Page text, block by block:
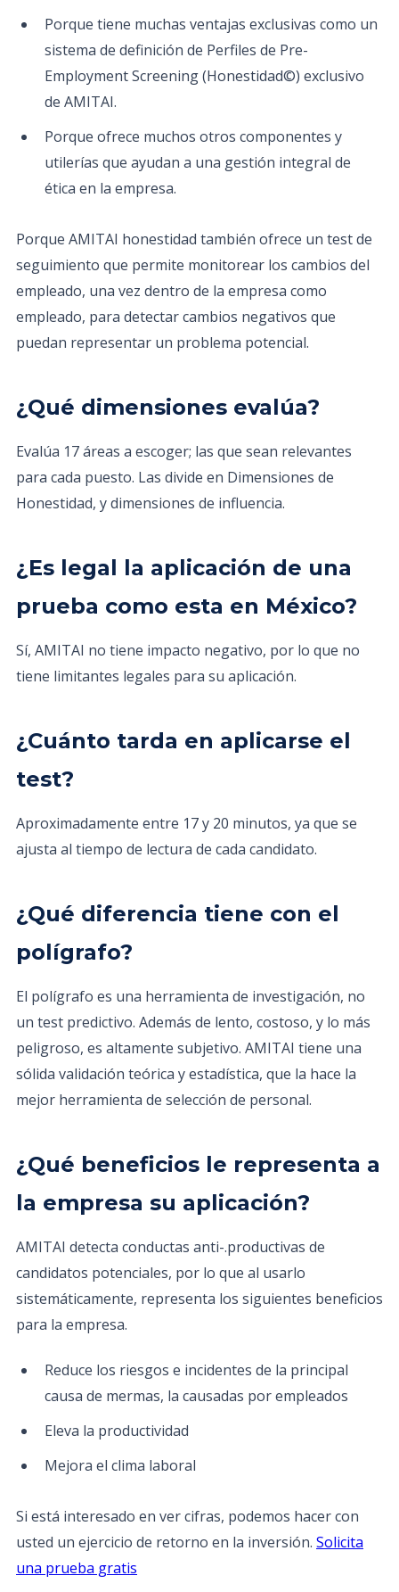
Porque tiene muchas ventajas exclusivas como un
sistema de definición de Perfiles de Pre-
Employment Screening (Honestidad©) exclusivo
de AMITAI.
Porque ofrece muchos otros componentes y
utilerías que ayudan a una gestión integral de
ética en la empresa.
Porque AMITAI honestidad también ofrece un test de
seguimiento que permite monitorear los cambios del
empleado, una vez dentro de la empresa como
empleado, para detectar cambios negativos que
puedan representar un problema potencial.
¿Qué dimensiones evalúa?
Evalúa 17 áreas a escoger; las que sean relevantes
para cada puesto. Las divide en Dimensiones de
Honestidad, y dimensiones de influencia.
¿Es legal la aplicación de una
prueba como esta en México?
Sí, AMITAI no tiene impacto negativo, por lo que no
tiene limitantes legales para su aplicación.
¿Cuánto tarda en aplicarse el
test?
Aproximadamente entre 17 y 20 minutos, ya que se
ajusta al tiempo de lectura de cada candidato.
¿Qué diferencia tiene con el
polígrafo?
El polígrafo es una herramienta de investigación, no
un test predictivo. Además de lento, costoso, y lo más
peligroso, es altamente subjetivo. AMITAI tiene una
sólida validación teórica y estadística, que la hace la
mejor herramienta de selección de personal.
¿Qué beneficios le representa a
la empresa su aplicación?
AMITAI detecta conductas anti-.productivas de
candidatos potenciales, por lo que al usarlo
sistemáticamente, representa los siguientes beneficios
para la empresa.
Reduce los riesgos e incidentes de la principal
causa de mermas, la causadas por empleados
Eleva la productividad
Mejora el clima laboral
Si está interesado en ver cifras, podemos hacer con
usted un ejercicio de retorno en la inversión. Solicita
una prueba gratis